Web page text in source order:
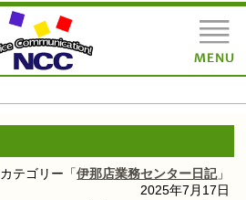
カテゴリー「伊那店業務センター日記」
2025年7月17日